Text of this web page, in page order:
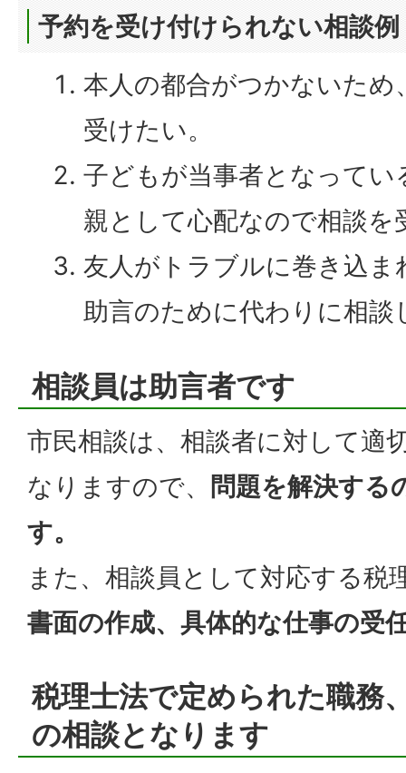
予約を受け付けられない相談例
本人の都合がつかないため
受けたい。
子どもが当事者となって
親として心配なので相談を
友人がトラブルに巻き込
助言のために代わりに相談
相談員は助言者です
市民相談は、相談者に対して適
なりますので、
問題を解決する
す。
また、相談員として対応する税
書面の作成、具体的な仕事の受
税理士法で定められた職務
の相談となります